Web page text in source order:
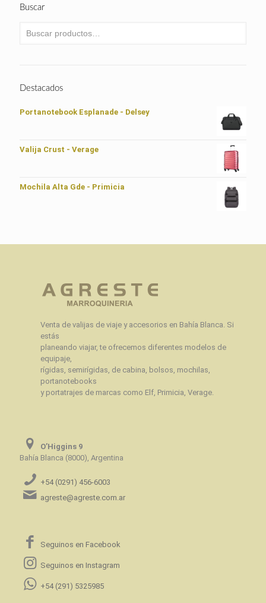
Buscar
Destacados
Portanotebook Esplanade - Delsey
Valija Crust - Verage
Mochila Alta Gde - Primicia
Venta de valijas de viaje y accesorios en Bahía Blanca. Si
estás
planeando viajar, te ofrecemos diferentes modelos de
equipaje,
rígidas, semirígidas, de cabina, bolsos, mochilas,
portanotebooks
y portatrajes de marcas como Elf, Primicia, Verage.
O’Higgins 9
Bahía Blanca (8000), Argentina
+54 (0291) 456-6003
agreste@agreste.com.ar
Seguinos en Facebook
Seguinos en Instagram
+54 (291) 5325985